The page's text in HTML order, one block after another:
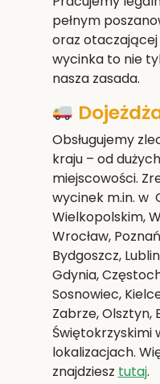
pełnym
oraz
wycinka to nie
nasza zasada.
Obsługujemy
kraju – od
miejscowości.
wycinek m.in. w
Wielkopolskim,
Wrocław,
Bydgoszcz,
Gdynia,
Sosnowiec,
Zabrze, Olsztyn,
Świętokrzyskimi
lokalizacjach.
znajdziesz tutaj.